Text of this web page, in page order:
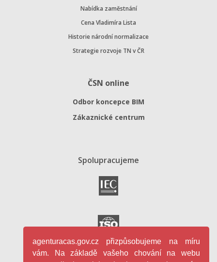
Nabídka zaměstnání
Cena Vladimíra Lista
Historie národní normalizace
Strategie rozvoje TN v ČR
ČSN online
Odbor koncepce BIM
Zákaznické centrum
Spolupracujeme
agenturacas.gov.cz přizpůsobujeme na míru
vám. Na základě vašeho chování na webu